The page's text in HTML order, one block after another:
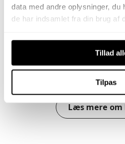
data med andre oplysninger, du
de har indsamlet fra din brug af
Tillad
Tilpas
ommerhuset byder
med god plads til både
hyggeligt opholdsrum med
behageligt sommerhusmiljø.
forbindelse til alrummet,
en overdækket terrasse.
Køkkenet ligger praktisk
alrummet og giver en
Læs mere om